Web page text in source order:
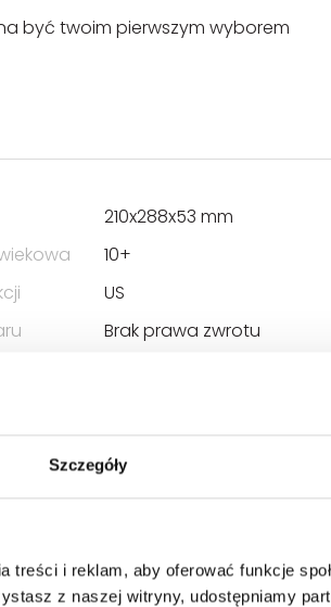
Szczegóły
treści i reklam, aby oferować funkcje
z naszej witryny, udostępniamy
być twoim pierwszym wyborem
210x288x53 mm
10+
US
Brak prawa zwrotu